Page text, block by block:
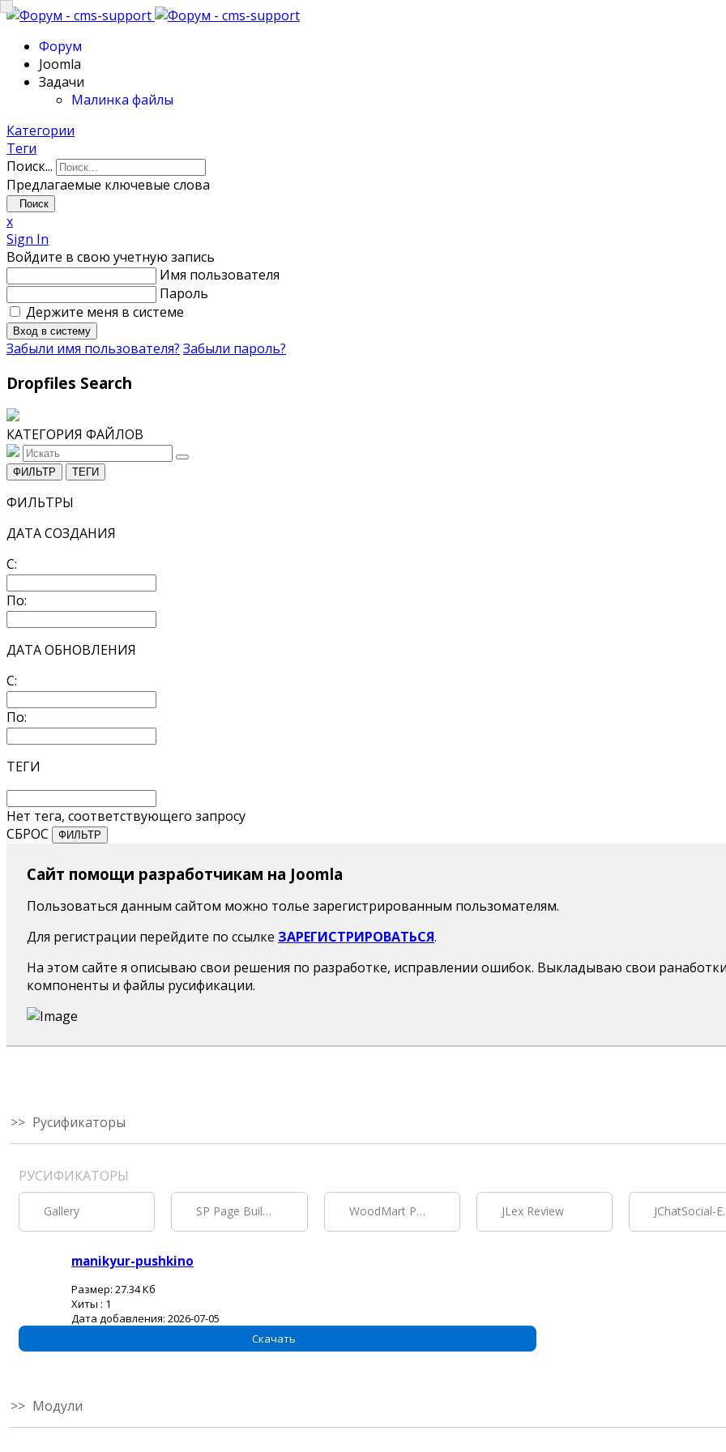
Форум
Joomla
Задачи
Малинка файлы
Категории
Теги
Поиск...
Предлагаемые ключевые слова
Поиск
x
Sign In
Войдите в свою учетную запись
Имя пользователя
Пароль
Держите меня в системе
Вход в систему
Забыли имя пользователя? Забыли пароль?
Dropfiles Search
КАТЕГОРИЯ ФАЙЛОВ
ФИЛЬТР ТЕГИ
ФИЛЬТРЫ
ДАТА СОЗДАНИЯ
С:
По:
ДАТА ОБНОВЛЕНИЯ
С:
По:
ТЕГИ
Нет тега, соответствующего запросу
СБРОС
ФИЛЬТР
Сайт помощи разработчикам на Joomla
Пользоваться данным сайтом можно толье зарегистрированным пользомателям.
Для регистрации перейдите по ссылке ЗАРЕГИСТРИРОВАТЬСЯ.
На этом сайте я описываю свои решения по разработке, исправлении ошибок. Выкладываю свои
компоненты и файлы русификации.
Русификаторы
РУСИФИКАТОРЫ
Gallery SP Page Builder WoodMart Русификация JLex Review
manikyur-pushkino
Размер: 27.34 Кб
Хиты : 1
Дата добавления: 2026-07-05
Скачать
Модули